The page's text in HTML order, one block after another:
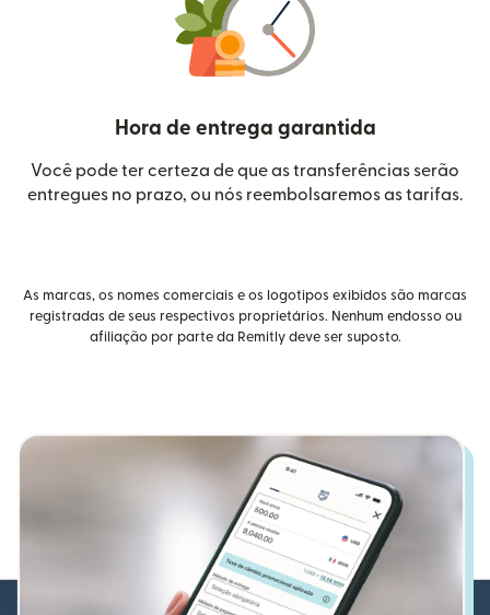
Hora de entrega garantida
Você pode ter certeza de que as transferências serão
entregues no prazo, ou nós reembolsaremos as tarifas.
As marcas, os nomes comerciais e os logotipos exibidos são marcas
registradas de seus respectivos proprietários. Nenhum endosso ou
afiliação por parte da Remitly deve ser suposto.